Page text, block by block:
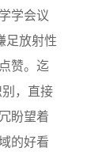
学会议
足放射性
赞。迄
，直接
盼望着
的好看